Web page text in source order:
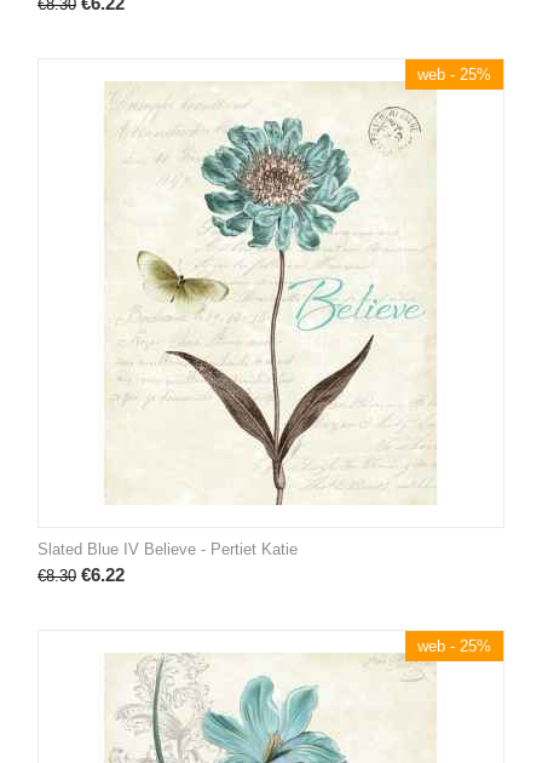
€8.30
web - 25%
Slated Blue IV Believe - Pertiet Katie
€8.30 €6.22
web - 25%